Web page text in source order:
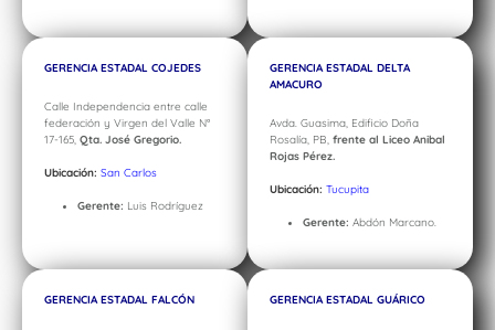
GERENCIA ESTADAL COJEDES
Calle Independencia entre calle
federación y Virgen del Valle N°
17-165, Qta. José Gregorio.
Ubicación: San Carlos
Gerente: Luis Rodríguez
GERENCIA ESTADAL DELTA
AMACURO
Avda. Guasima, Edificio Doña
Rosalía, PB, frente al Liceo Anibal
Rojas Pérez.
Ubicación: Tucupita
Gerente: Abdón Marcano.
GERENCIA ESTADAL FALCÓN GERENCIA ESTADAL GUÁRICO